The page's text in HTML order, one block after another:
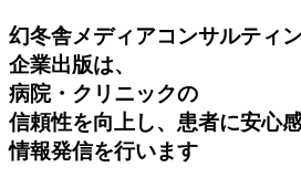
幻冬舎メディアコンサルティ
企業出版は、
病院・クリニックの
信頼性を向上し、患者に安心
情報発信を行います